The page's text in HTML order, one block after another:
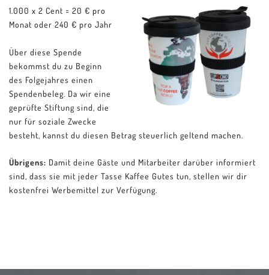
1.000 x 2 Cent = 20 € pro
Monat oder 240 € pro Jahr
Über diese Spende
bekommst du zu Beginn
des Folgejahres einen
Spendenbeleg. Da wir eine
geprüfte Stiftung sind, die
nur für soziale Zwecke
besteht, kannst du diesen Betrag steuerlich geltend machen.
Übrigens: Damit deine Gäste und Mitarbeiter darüber informiert
sind, dass sie mit jeder Tasse Kaffee Gutes tun, stellen wir dir
kostenfrei Werbemittel zur Verfügung.